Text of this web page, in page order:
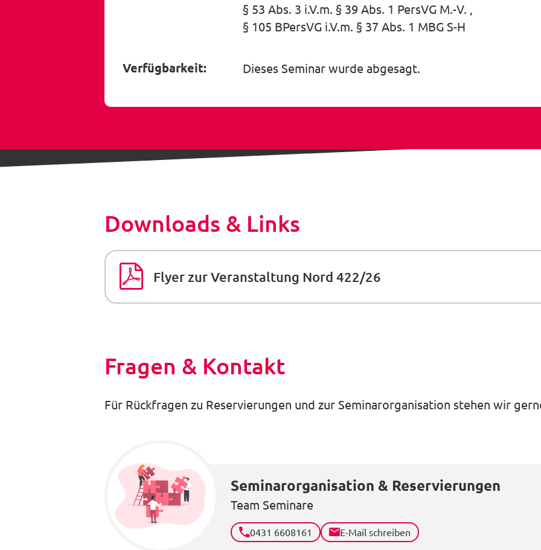
§ 53 Abs. 3 i.V.m. § 39 Abs. 1 PersVG M.-V.
§ 105 BPersVG i.V.m. § 37 Abs. 1 MBG S-H
Verfügbarkeit: Dieses Seminar wurde abgesagt.
Downloads & Links
Flyer zur Veranstaltung Nord 422/26
Fragen & Kontakt
Für Rückfragen zu Reservierungen und zur Seminarorganisation stehen wir
Seminarorganisation & Reservierungen
Team Seminare
0431 6608161 E-Mail schreiben